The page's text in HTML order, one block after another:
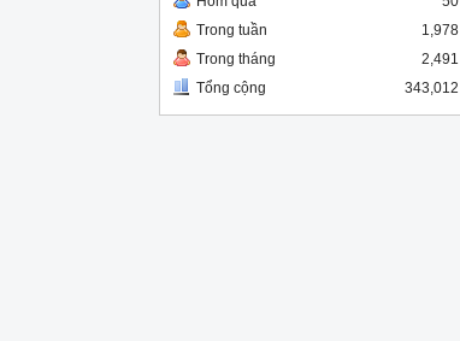
Trong tuần
1,978
Trong tháng
2,491
Tổng cộng
343,012